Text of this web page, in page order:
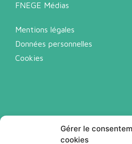
Gérer le
cookies
FNEGE Médias
Mentions légales
Données personnelles
Cookies